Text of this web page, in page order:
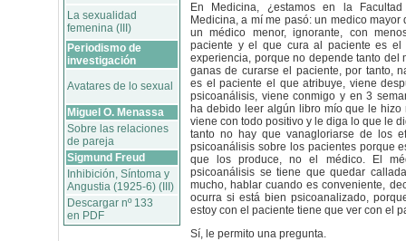
La sexualidad
femenina (III)
Periodismo de
investigación
Avatares de lo sexual
Miguel O. Menassa
Sobre las relaciones
de pareja
Sigmund Freud
Inhibición, Síntoma y
Angustia (1925-6) (III)
Descargar nº 133
en PDF
En Medicina, ¿estamos en la
Medicina, a mí me pasó: un medico
un médico menor, ignorante, con
paciente y el que cura al paciente es el
experiencia, porque no depende tanto del
ganas de curarse el paciente, por tanto,
es el paciente el que atribuye, viene
psicoanálisis, viene conmigo y en 3
ha debido leer algún libro mío que le hizo
viene con todo positivo y le diga lo que le
tanto no hay que vanagloriarse de los
psicoanálisis sobre los pacientes porque
que los produce, no el médico. El
psicoanálisis se tiene que quedar
mucho, hablar cuando es conveniente,
ocurra si está bien psicoanalizado,
estoy con el paciente tiene que ver con el
Sí, le permito una pregunta.